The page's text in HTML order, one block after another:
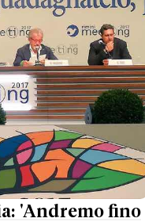
'Andremo fino